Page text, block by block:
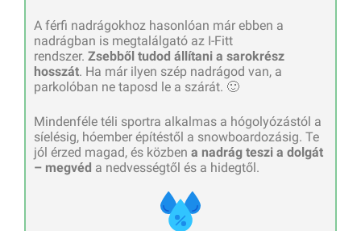
A férfi nadrágokhoz hasonlóan már ebben a
nadrágban is megtalálgató az I-Fitt
rendszer. Zsebből tudod állítani a sarokrész
hosszát. Ha már ilyen szép nadrágod van, a
parkolóban ne taposd le a szárát. 🙂
Mindenféle téli sportra alkalmas a hógolyózástól a
síelésig, hóember építéstől a snowboardozásig. Te
jól érzed magad, és közben a nadrág teszi a dolgát
– megvéd a nedvességtől és a hidegtől.